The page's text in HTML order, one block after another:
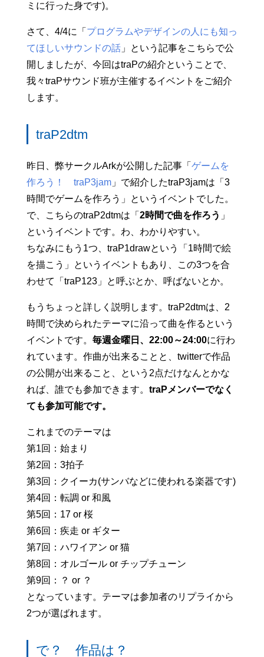
ミに行った身です)。
さて、4/4に「 プログラムやデザインの人にも知っ
てほしいサウンドの話」という記事をこちらで公
開しましたが、今回はtraPの紹介ということで、
我々traPサウンド班が主催するイベントをご紹介
します。
traP2dtm
昨日、弊サークルArkが公開した記事「 ゲームを
作ろう！ traP3jam」で紹介したtraP3jamは「3
時間でゲームを作ろう」というイベントでした。
で、こちらのtraP2dtmは「 2時間で曲を作ろう 」
というイベントです。わ、わかりやすい。
ちなみにもう1つ、traP1drawという「1時間で絵
を描こう」というイベントもあり、この3つを合
わせて「traP123」と呼ぶとか、呼ばないとか。
もうちょっと詳しく説明します。traP2dtmは、2
時間で決められたテーマに沿って曲を作るという
イベントです。 毎週金曜日、22:00～24:00に行わ
れています。作曲が出来ることと、twitterで作品
の公開が出来ること、という2点だけなんとかな
れば、誰でも参加できます。 traPメンバーでなく
ても参加可能です。
これまでのテーマは
第1回：始まり
第2回：3拍子
第3回：クイーカ(サンバなどに使われる楽器です)
第4回：転調 or 和風
第5回：17 or 桜
第6回：疾走 or ギター
第7回：ハワイアン or 猫
第8回：オルゴール or チップチューン
第9回：？ or ？
となっています。テーマは参加者のリプライから
2つが選ばれます。
で？ 作品は？